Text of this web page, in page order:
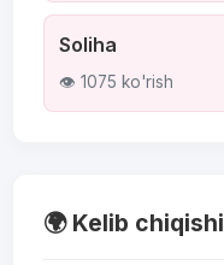
Soliha
👁 1075 ko'rish
🌍 Kelib chiqishi